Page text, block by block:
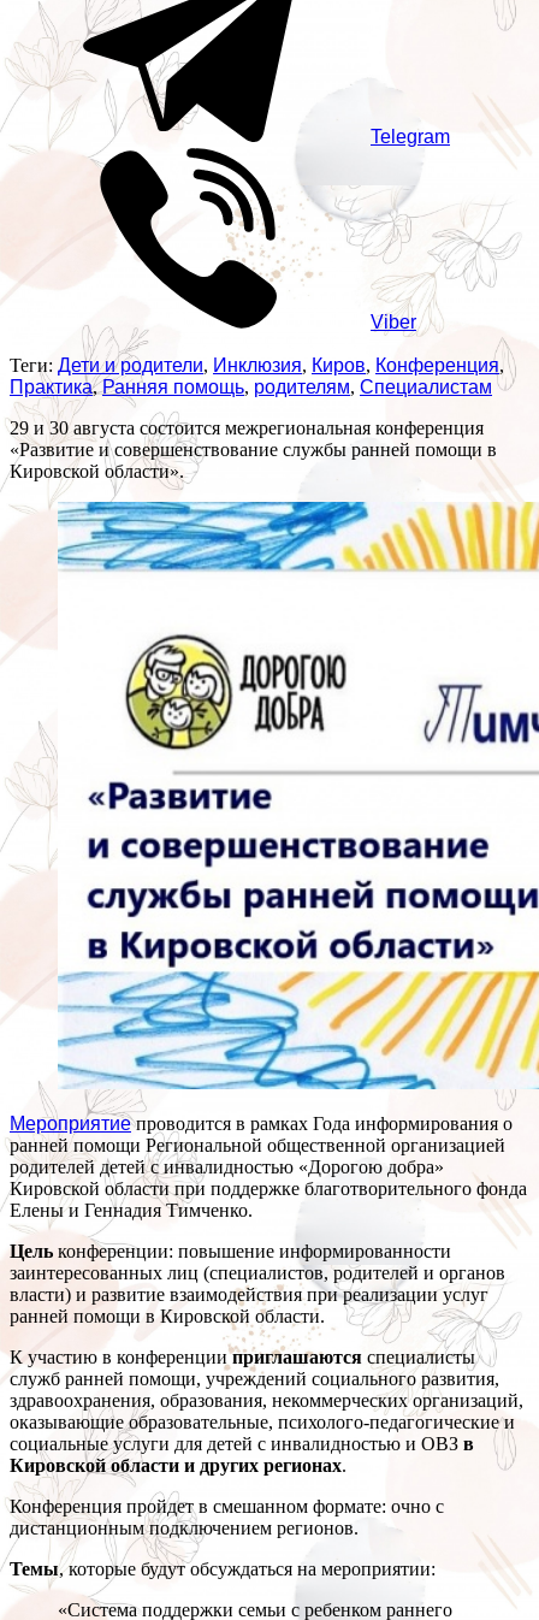
Telegram
Viber
Теги: Дети и родители, Инклюзия, Киров, Конференция,
Практика,Ранняя помощь, родителям, Специалистам
29 и 30 августа состоится межрегиональная конференция
«Развитие и совершенствование службы ранней помощи в
Кировской области».
Мероприятиепроводится в рамках Года информирования о
ранней помощи Региональной общественной организацией
родителей детей с инвалидностью «Дорогою добра»
Кировской области при поддержке благотворительного фонда
Елены и Геннадия Тимченко.
Цель конференции: повышение информированности
заинтересованных лиц (специалистов, родителей и органов
власти) и развитие взаимодействия при реализации услуг
ранней помощи в Кировской области.
К участию в конференцииприглашаются специалисты
служб ранней помощи, учреждений социального развития,
здравоохранения, образования, некоммерческих организаций,
оказывающие образовательные, психолого-педагогические и
социальные услуги для детей с инвалидностью и ОВЗ в
Кировской области и других регионах.
Конференция пройдет в смешанном формате: очно с
дистанционным подключением регионов.
Темы, которые будут обсуждаться на мероприятии:
«Система поддержки семьи с ребенком раннего